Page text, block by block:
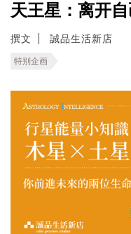
天王星：离开
撰文 誠品生活新店
特别企画